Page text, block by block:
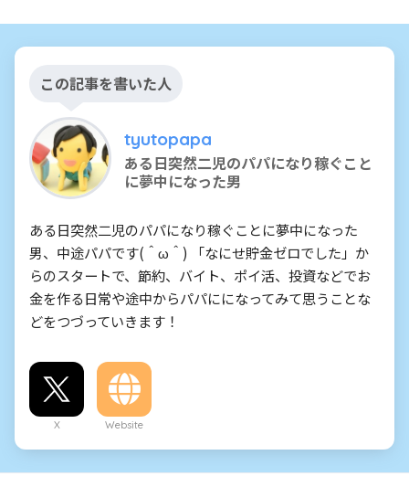
この記事を書いた人
tyutopapa
ある日突然二児のパパになり稼ぐこと
に夢中になった男
ある日突然二児のパパになり稼ぐことに夢中になった
男、中途パパです(＾ω＾) 「なにせ貯金ゼロでした」か
らのスタートで、節約、バイト、ポイ活、投資などでお
金を作る日常や途中からパパにになってみて思うことな
どをつづっていきます！
X Website